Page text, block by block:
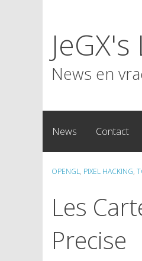
News en
News Contact
OPENGL, PIXEL HACKING,
Les
Precise